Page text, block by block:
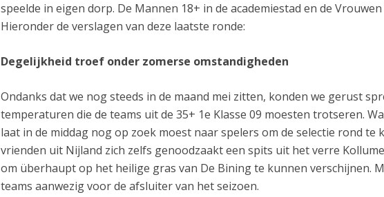
speelde in eigen dorp. De Mannen 18+ in de academiestad en de
Hieronder de verslagen van deze laatste ronde:
Degelijkheid troef onder zomerse omstandigheden
Ondanks dat we nog steeds in de maand mei zitten, konden we gerust
temperaturen die de teams uit de 35+ 1e Klasse 09 moesten trotseren.
laat in de middag nog op zoek moest naar spelers om de selectie rond te
vrienden uit Nijland zich zelfs genoodzaakt een spits uit het verre
om überhaupt op het heilige gras van De Bining te kunnen verschijnen.
teams aanwezig voor de afsluiter van het seizoen.